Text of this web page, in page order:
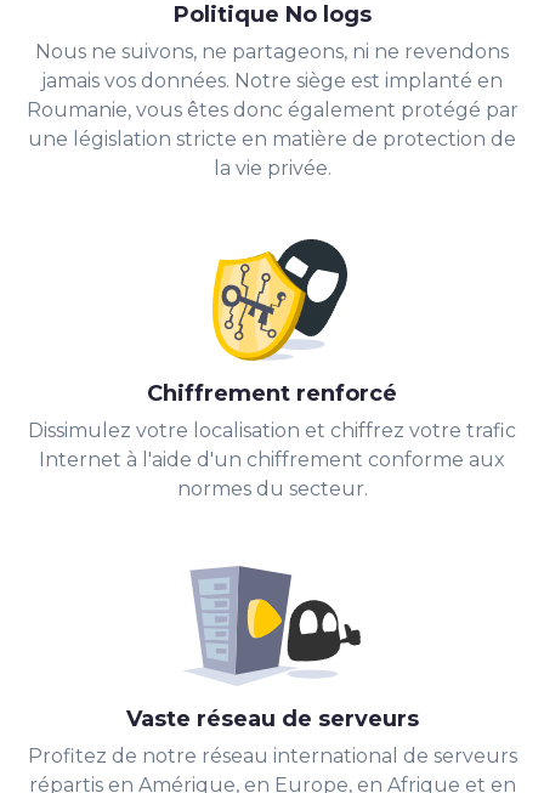
Politique No logs
Nous ne suivons, ne partageons, ni ne revendons
jamais vos données. Notre siège est implanté en
Roumanie, vous êtes donc également protégé par
une législation stricte en matière de protection de
la vie privée.
Chiffrement renforcé
Dissimulez votre localisation et chiffrez votre trafic
Internet à l'aide d'un chiffrement conforme aux
normes du secteur.
Vaste réseau de serveurs
Profitez de notre réseau international de serveurs
répartis en Amérique, en Europe, en Afrique et en